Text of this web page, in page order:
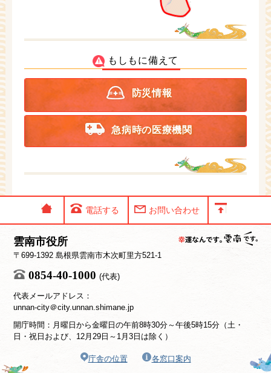
もしもに備えて
防災情報
急病時の医療機関
電話する お問い合わせ
雲南市役所
〒699-1392 島根県雲南市木次町里方521-1
0854-40-1000 (代表)
代表メールアドレス：
unnan-city＠city.unnan.shimane.jp
開庁時間：月曜日から金曜日の午前8時30分～午後5時15分（土・
日・祝日および、12月29日～1月3日は除く）
庁舎の位置 各窓口案内